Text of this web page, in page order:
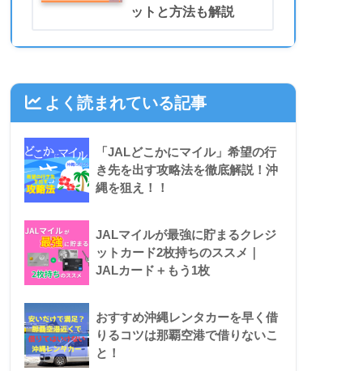
ットと方法も解説
よく読まれている記事
「JALどこかにマイル」希望の行
き先を出す攻略法を徹底解説！沖
縄を狙え！！
JALマイルが最強に貯まるクレジ
ットカード2枚持ちのススメ｜
JALカード＋もう1枚
おすすめ沖縄レンタカーを早く借
りるコツは那覇空港で借りないこ
と！